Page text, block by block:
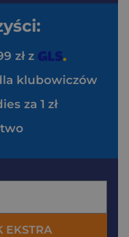
zł z
klubowiczów
za 1 zł
EKSTRA